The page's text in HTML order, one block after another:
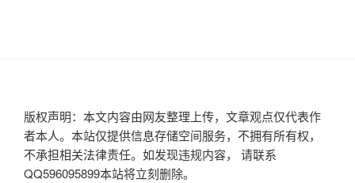
版权声明：本文内容由网友整理上传，文章观点仅代表作
者本人。本站仅提供信息存储空间服务，不拥有所有权，
不承担相关法律责任。如发现违规内容， 请联系
QQ596095899本站将立刻删除。